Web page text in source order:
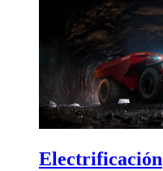
Electrificación